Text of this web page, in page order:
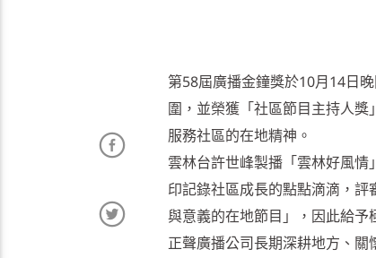
第58屆廣播金鐘獎於10月14日
圍，並榮獲「社區節目主持人
服務社區的在地精神。
雲林台許世峰製播「雲林好風
印記錄社區成長的點點滴滴，
與意義的在地節目」，因此給予
正聲廣播公司長期深耕地方、